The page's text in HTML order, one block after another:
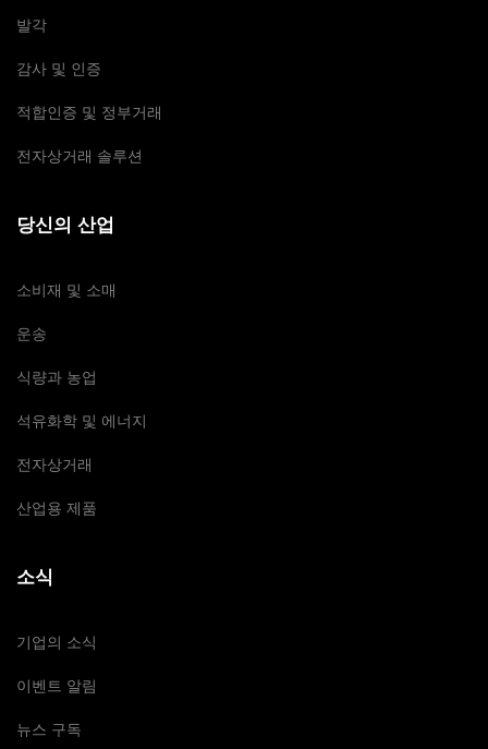
발각
감사 및 인증
적합인증 및 정부거래
전자상거래 솔루션
당신의 산업
소비재 및 소매
운송
식량과 농업
석유화학 및 에너지
전자상거래
산업용 제품
소식
기업의 소식
이벤트 알림
뉴스 구독